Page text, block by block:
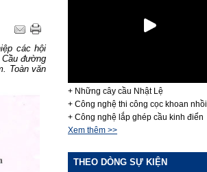
các hội
đường
Toàn văn
+ Những cây cầu Nhật Lệ
+ Công nghệ thi công cọc khoan nhồi
+ Công nghệ lắp ghép cầu kinh điển
Xem thêm >>
THEO DÒNG SỰ KIỆN